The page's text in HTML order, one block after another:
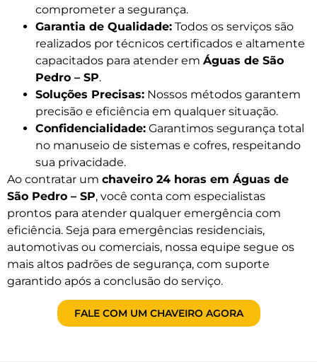
comprometer a segurança.
Garantia de Qualidade: Todos os serviços são
realizados por técnicos certificados e altamente
capacitados para atender em Águas de São
Pedro – SP.
Soluções Precisas: Nossos métodos garantem
precisão e eficiência em qualquer situação.
Confidencialidade: Garantimos segurança total
no manuseio de sistemas e cofres, respeitando
sua privacidade.
Ao contratar um chaveiro 24 horas em Águas de
São Pedro – SP, você conta com especialistas
prontos para atender qualquer emergência com
eficiência. Seja para emergências residenciais,
automotivas ou comerciais, nossa equipe segue os
mais altos padrões de segurança, com suporte
garantido após a conclusão do serviço.
FALE COM UM CHAVEIRO AGORA